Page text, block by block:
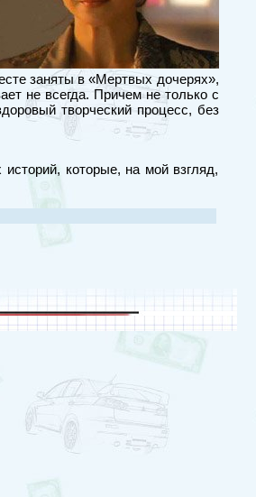
заняты в «Мертвых дочерях»,
не всегда. Причем не только с
творческий процесс, без
которые, на мой взгляд,